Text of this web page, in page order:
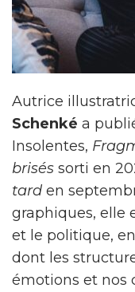
Autrice
Schenké a
Insolentes,
brisés sorti en
tard en
graphiques, elle
et le politique,
dont les
émotions et nos